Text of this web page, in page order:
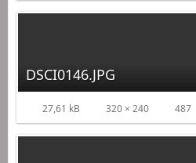
DSCI0146.JPG
27,61 kB 320 × 240 487